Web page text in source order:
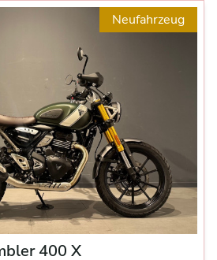
Neufahrzeug
400 X